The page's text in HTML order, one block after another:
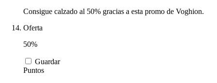
Consigue calzado al 50% gracias a esta promo de Voghion.
Oferta
50%
Guardar
Puntos